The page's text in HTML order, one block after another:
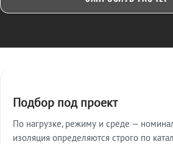
Подбор под проект
По нагрузке, режиму и среде —
изоляция определяются строго по